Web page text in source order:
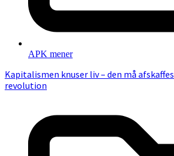
APK mener
Kapitalismen knuser liv – den må
revolution